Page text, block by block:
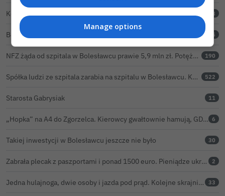
18
Bolesławiec znów stanie się ceramiczną stolicą Polski. Zbliża się 32. Święto Ceramiki 15
NFZ żąda od szpitala w Bolesławcu prawie 5,9 mln zł. Potężny cios po kontroli rozliczeń 190
Spółka ludzi ze szpitala zarabia na szpitalu w Bolesławcu. Kwoty pozostają tajne 522
Starosta Gabrysiak 11
„Hopka” na A4 do Zgorzelca. Kierowcy gwałtownie hamują, GDDKiA wyjaśnia, skąd problem 6
Takiej inwestycji w Bolesławcu jeszcze nie było 30
Zabrała plecak z paszportami i ponad 1500 euro. Pieniądze ukryła w zaskakującym miejscu 2
Jedna hulajnoga, dwie osoby i jazda pod prąd. Kolejne skrajnie nieodpowiedzialne zachowanie na ulicach Bolesławca 33
Manage options